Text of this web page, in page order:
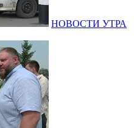
НОВОСТИ УТРА